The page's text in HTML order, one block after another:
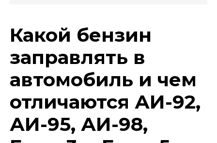
Какой бензин
заправлять в
автомобиль и чем
отличаются АИ-92,
АИ-95, АИ-98,